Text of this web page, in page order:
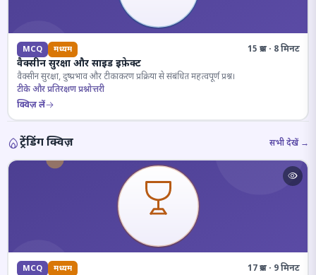
MCQ मध्यम 15 प्रश्न · 8 मिनट
वैक्सीन सुरक्षा और साइड इफ़ेक्ट
वैक्सीन सुरक्षा, दुष्प्रभाव और टीकाकरण प्रक्रिया से संबंधित महत्वपूर्ण प्रश्न।
टीके और प्रतिरक्षण प्रश्नोत्तरी
क्विज़ लें
ट्रेंडिंग क्विज़ सभी देखें →
MCQ मध्यम 17 प्रश्न · 9 मिनट